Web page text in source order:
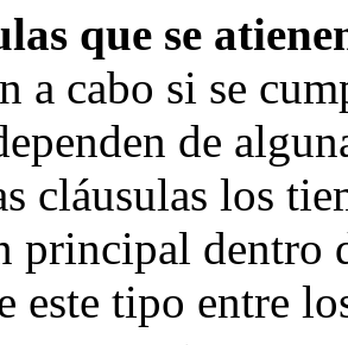
que se
a cabo si se
de
cláusulas los
principal dentro
este tipo entre